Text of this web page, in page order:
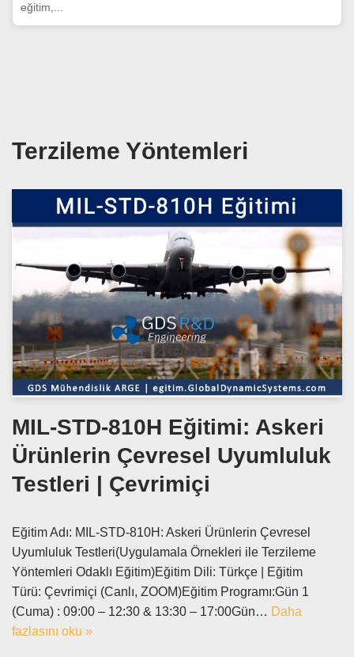
eğitim,...
Terzileme Yöntemleri
MIL-STD-810H Eğitimi: Askeri
Ürünlerin Çevresel Uyumluluk
Testleri | Çevrimiçi
Eğitim Adı: MIL-STD-810H: Askeri Ürünlerin Çevresel
Uyumluluk Testleri(Uygulamala Örnekleri ile Terzileme
Yöntemleri Odaklı Eğitim)Eğitim Dili: Türkçe | Eğitim
Türü: Çevrimiçi (Canlı, ZOOM)Eğitim Programı:Gün 1
(Cuma) : 09:00 – 12:30 & 13:30 – 17:00Gün… Daha
fazlasını oku »